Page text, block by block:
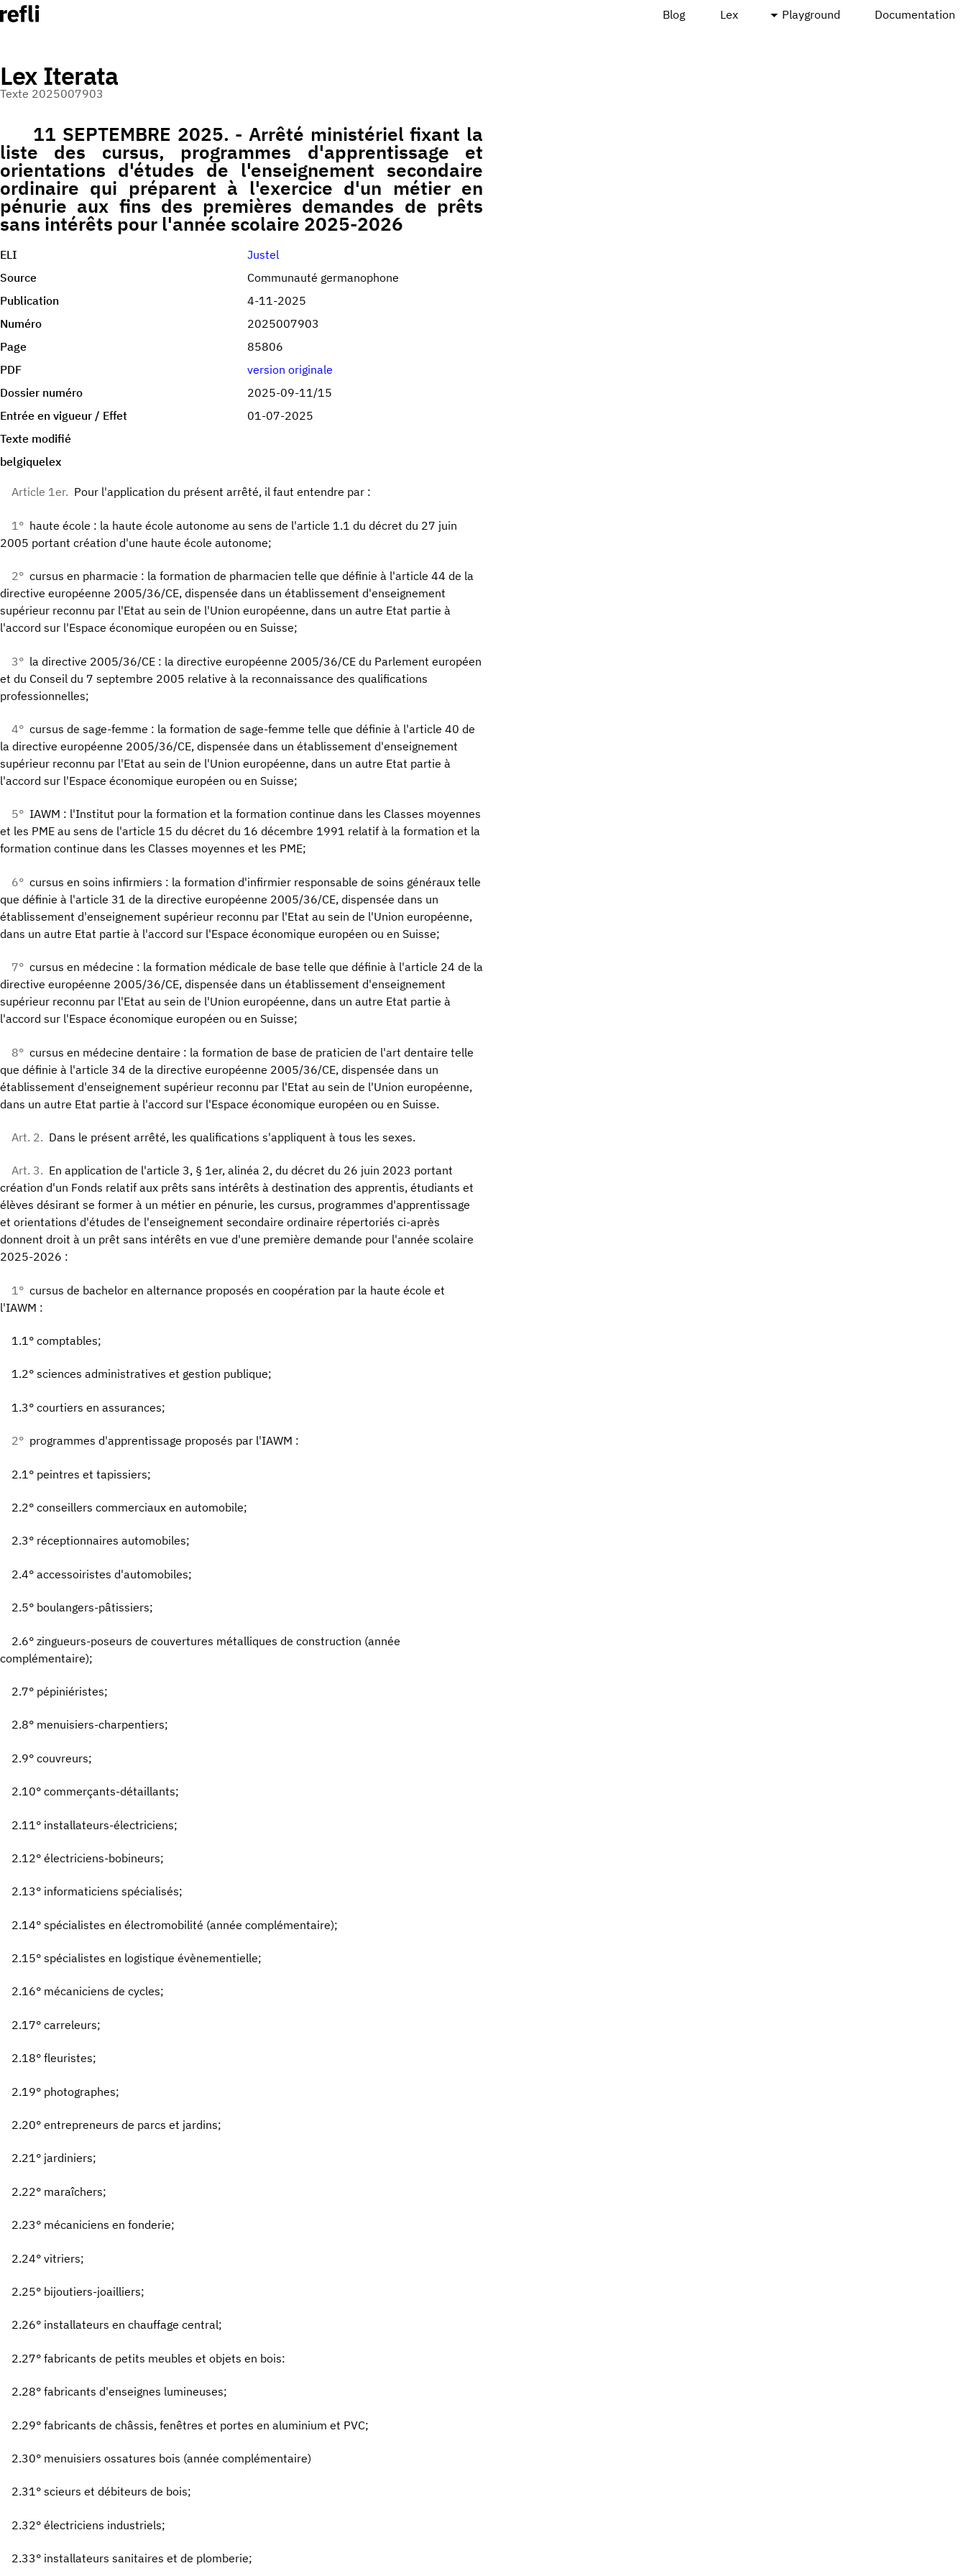
Blog Lex Playground Documentation
Lex Iterata
Texte 2025007903
11 SEPTEMBRE 2025. - Arrêté ministériel fixant la
liste des cursus, programmes d'apprentissage et
orientations d'études de l'enseignement secondaire
ordinaire qui préparent à l'exercice d'un métier en
pénurie aux fins des premières demandes de prêts
sans intérêts pour l'année scolaire 2025-2026
ELI
Justel
Source
Communauté germanophone
Publication
4-11-2025
Numéro
2025007903
Page
85806
PDF
version originale
Dossier numéro
2025-09-11/15
Entrée en vigueur / Effet
01-07-2025
Texte modifié
belgiquelex
Article 1er. Pour l'application du présent arrêté, il faut entendre par :
1° haute école : la haute école autonome au sens de l'article 1.1 du décret du 27 juin
2005 portant création d'une haute école autonome;
2° cursus en pharmacie : la formation de pharmacien telle que définie à l'article 44 de la
directive européenne 2005/36/CE, dispensée dans un établissement d'enseignement
supérieur reconnu par l'Etat au sein de l'Union européenne, dans un autre Etat partie à
l'accord sur l'Espace économique européen ou en Suisse;
3° la directive 2005/36/CE : la directive européenne 2005/36/CE du Parlement européen
et du Conseil du 7 septembre 2005 relative à la reconnaissance des qualifications
professionnelles;
4° cursus de sage-femme : la formation de sage-femme telle que définie à l'article 40 de
la directive européenne 2005/36/CE, dispensée dans un établissement d'enseignement
supérieur reconnu par l'Etat au sein de l'Union européenne, dans un autre Etat partie à
l'accord sur l'Espace économique européen ou en Suisse;
5° IAWM : l'Institut pour la formation et la formation continue dans les Classes moyennes
et les PME au sens de l'article 15 du décret du 16 décembre 1991 relatif à la formation et la
formation continue dans les Classes moyennes et les PME;
6° cursus en soins infirmiers : la formation d'infirmier responsable de soins généraux telle
que définie à l'article 31 de la directive européenne 2005/36/CE, dispensée dans un
établissement d'enseignement supérieur reconnu par l'Etat au sein de l'Union européenne,
dans un autre Etat partie à l'accord sur l'Espace économique européen ou en Suisse;
7° cursus en médecine : la formation médicale de base telle que définie à l'article 24 de la
directive européenne 2005/36/CE, dispensée dans un établissement d'enseignement
supérieur reconnu par l'Etat au sein de l'Union européenne, dans un autre Etat partie à
l'accord sur l'Espace économique européen ou en Suisse;
8° cursus en médecine dentaire : la formation de base de praticien de l'art dentaire telle
que définie à l'article 34 de la directive européenne 2005/36/CE, dispensée dans un
établissement d'enseignement supérieur reconnu par l'Etat au sein de l'Union européenne,
dans un autre Etat partie à l'accord sur l'Espace économique européen ou en Suisse.
Art. 2. Dans le présent arrêté, les qualifications s'appliquent à tous les sexes.
Art. 3. En application de l'article 3, § 1er, alinéa 2, du décret du 26 juin 2023 portant
création d'un Fonds relatif aux prêts sans intérêts à destination des apprentis, étudiants et
élèves désirant se former à un métier en pénurie, les cursus, programmes d'apprentissage
et orientations d'études de l'enseignement secondaire ordinaire répertoriés ci-après
donnent droit à un prêt sans intérêts en vue d'une première demande pour l'année scolaire
2025-2026 :
1° cursus de bachelor en alternance proposés en coopération par la haute école et
l'IAWM :
1.1° comptables;
1.2° sciences administratives et gestion publique;
1.3° courtiers en assurances;
2° programmes d'apprentissage proposés par l'IAWM :
2.1° peintres et tapissiers;
2.2° conseillers commerciaux en automobile;
2.3° réceptionnaires automobiles;
2.4° accessoiristes d'automobiles;
2.5° boulangers-pâtissiers;
2.6° zingueurs-poseurs de couvertures métalliques de construction (année
complémentaire);
2.7° pépiniéristes;
2.8° menuisiers-charpentiers;
2.9° couvreurs;
2.10° commerçants-détaillants;
2.11° installateurs-électriciens;
2.12° électriciens-bobineurs;
2.13° informaticiens spécialisés;
2.14° spécialistes en électromobilité (année complémentaire);
2.15° spécialistes en logistique évènementielle;
2.16° mécaniciens de cycles;
2.17° carreleurs;
2.18° fleuristes;
2.19° photographes;
2.20° entrepreneurs de parcs et jardins;
2.21° jardiniers;
2.22° maraîchers;
2.23° mécaniciens en fonderie;
2.24° vitriers;
2.25° bijoutiers-joailliers;
2.26° installateurs en chauffage central;
2.27° fabricants de petits meubles et objets en bois:
2.28° fabricants d'enseignes lumineuses;
2.29° fabricants de châssis, fenêtres et portes en aluminium et PVC;
2.30° menuisiers ossatures bois (année complémentaire)
2.31° scieurs et débiteurs de bois;
2.32° électriciens industriels;
2.33° installateurs sanitaires et de plomberie;